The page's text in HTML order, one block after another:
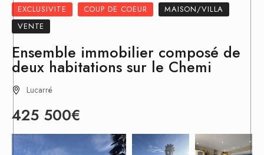
EXCLUSIVITE COUP DE COEUR
MAISON/VILLA
VENTE
Ensemble immobilier composé de
deux habitations sur le Chemi
Lucarré
425 500€